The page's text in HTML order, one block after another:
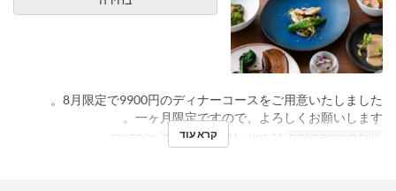
8月限定で9900円のディナーコースをご用意いたしました。
一ヶ月限定ですので、よろしくお願いします。
טווח תאריכים תקפים ארוחות ארוחת ערב קרא עוד